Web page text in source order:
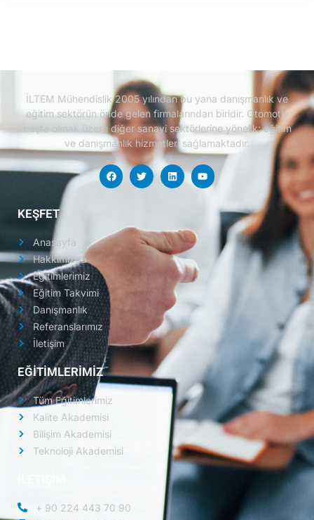
İLTEM Mühendislik 2005 yılından bu yana danışmanlık ve
eğitim sektörün önde gelen firmalarından biridir. Otomotiv
başta olmak üzere diğer sanayi sektörlerine yönelik; eğitim
ve danışmanlık hizmetleri sağlamaktadır.
KEŞFET
Anasayfa
Hakkımızda
Eğitimlerimiz
Eğitim Takvimi
Danışmanlık
Referanslarımız
İletişim
EĞİTİMLERİMİZ
Tüm Eğitimlerimiz
Kalite Akademisi
Bilişim Akademisi
Teknoloji Akademisi
+ 90 224 443 70 90